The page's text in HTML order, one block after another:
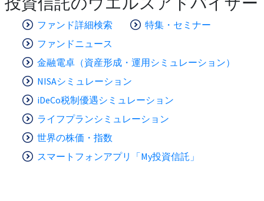
ファンド詳細検索
特集・セミナー
ファンドニュース
金融電卓（資産形成・運用シミュレーション）
NISAシミュレーション
iDeCo税制優遇シミュレーション
ライフプランシミュレーション
世界の株価・指数
スマートフォンアプリ「My投資信託」